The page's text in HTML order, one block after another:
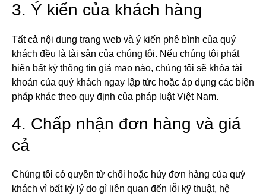
3. Ý kiến của khách hàng
Tất cả nội dung trang web và ý kiến phê bình của quý
khách đều là tài sản của chúng tôi. Nếu chúng tôi phát
hiện bất kỳ thông tin giả mạo nào, chúng tôi sẽ khóa tài
khoản của quý khách ngay lập tức hoặc áp dụng các biện
pháp khác theo quy định của pháp luật Việt Nam.
4. Chấp nhận đơn hàng và giá
cả
Chúng tôi có quyền từ chối hoặc hủy đơn hàng của quý
khách vì bất kỳ lý do gì liên quan đến lỗi kỹ thuật, hệ